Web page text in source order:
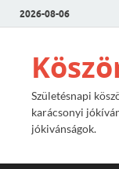
2026-08-06
Születésnapi
karácsonyi
jókivánságok.